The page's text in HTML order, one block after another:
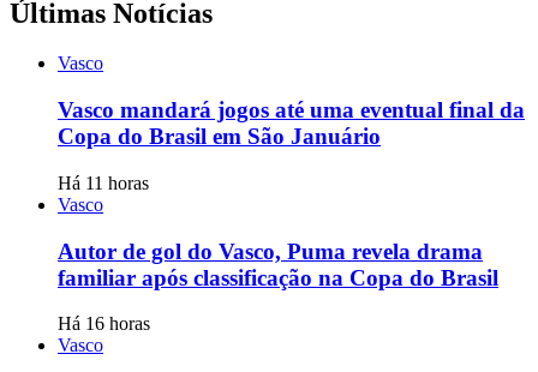
Últimas Notícias
Vasco
Vasco mandará jogos até uma eventual final da
Copa do Brasil em São Januário
Há 11 horas
Vasco
Autor de gol do Vasco, Puma revela drama
familiar após classificação na Copa do Brasil
Há 16 horas
Vasco